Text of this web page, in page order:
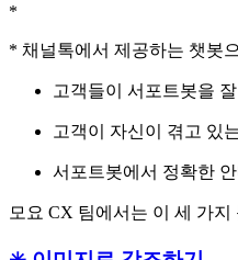
*
* 채널톡에서 제공하는 챗봇
고객들이 서포트봇을
고객이 자신이 겪고 있
서포트봇에서 정확한
모요 CX 팀에서는 이 세 가